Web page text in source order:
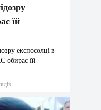
їй
експосолці в
обирає їй